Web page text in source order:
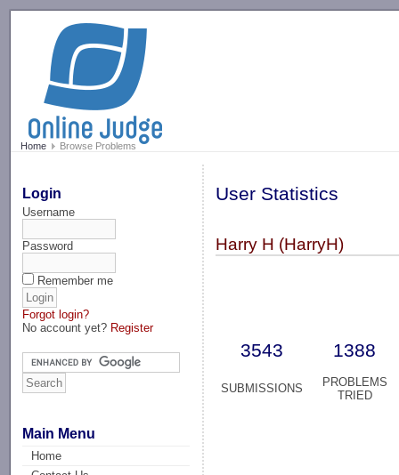
Home Browse Problems
Login
Username
Password
Remember me
Forgot login?
No account yet? Register
Main Menu
Home
User Statistics
Harry H (HarryH)
3543 1388
SUBMISSIONS
PROBLEMS
TRIED